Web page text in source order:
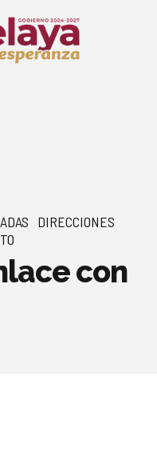
DIRECCIONES
con